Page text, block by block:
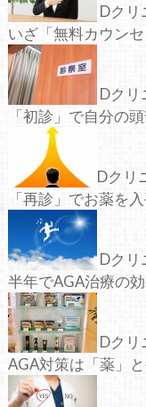
Dク
いざ「無料カウン
Dク
「初診」で自分の
Dクリ
「再診」でお薬を
Dクリ
半年でAGA治療の
Dクリ
AGA対策は「薬」